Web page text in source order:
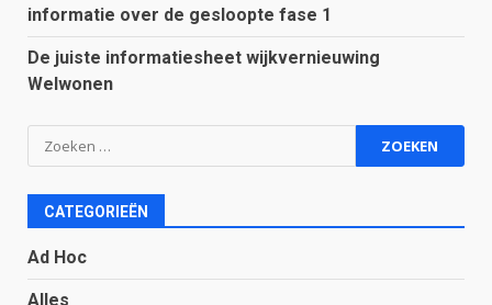
informatie over de gesloopte fase 1
De juiste informatiesheet wijkvernieuwing
Welwonen
Zoeken
naar:
CATEGORIEËN
Ad Hoc
Alles